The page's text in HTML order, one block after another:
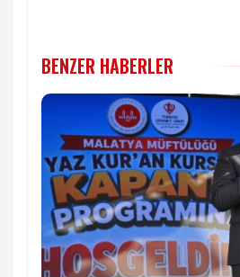
BENZER HABERLER